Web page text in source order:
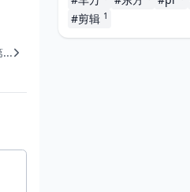
...
#剪辑 1